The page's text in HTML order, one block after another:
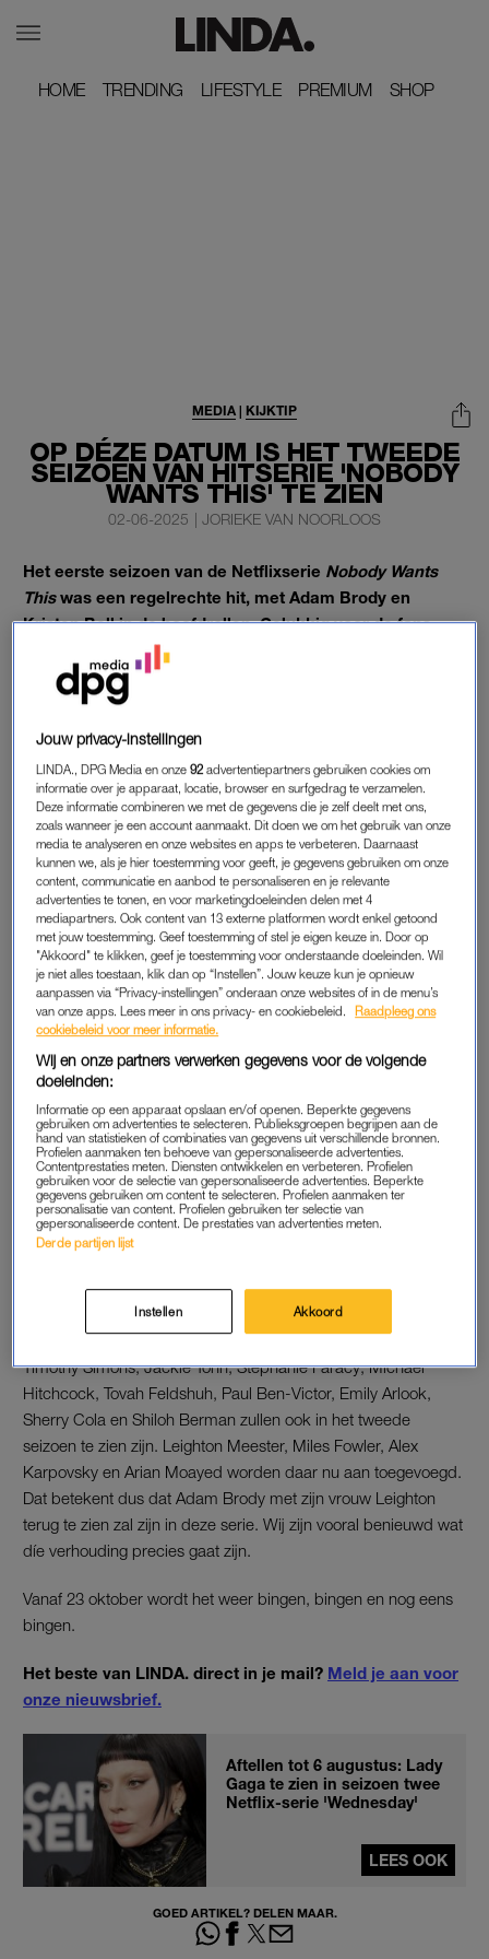
HOME
HOME TRENDING
TRENDING LIFESTYLE
LIFESTYLE PREMIUM
PREMIUM SHOP
SHOP
OP DÉZE DATUM IS HET TWEEDE
SEIZOEN VAN HITSERIE 'NOBODY
WANTS THIS' TE ZIEN
MEDIA | KIJKTIP
02-06-2025 | JORIEKE VAN NOORLOOS
Het eerste seizoen van de Netflixserie Nobody Wants
Thiswas een regelrechte hit, met Adam Brody en
Kristen Bell in de hoofdrollen. Gelukkig voor de fans
komt er ook een tweede seizoen.
En daarvan is nu de datum bekendgemaakt.
NOBODY WANTS THIS
Voor wiede serienog niet heeft gezien:Nobody Wants This
vertelt het verhaal van Joanne (Kristen Bell) en Noah (Adam
Brody), die al gauw na hun ontmoeting stapelverliefd worden.
Er zijn alleen wat obstakels op de weg: Noah is hard op weg
om opperrabbijn te worden in zijn synagoge, terwijl Joanne
vindt dat ze te veel rare trekjes heeft – die ze aanvankelijk
krampachtig voor Noah probeert te verbergen. En niet
onbelangrijk: Joanne is niet Joods, wat voor Noahs familie een
groot probleem vormt.
Juist dat maaktNobody Wants Thiszo verfrissend, fijn en
herkenbaar: die zogenaamde ‘gekke’ trekjes van Joanne zijn
helemaal niet zo vreemd. Veel kijkers zullen zich herkennen in
haar gedachtegang, die – anders dan in veel series en films –
nergens overdreven wordt neergezet. Joanne en Noah blijven
geloofwaardige, sympathieke personages. Geen karikaturen,
maar echte mensen, bij wie je vanaf het begin hoopt dat ze
samen eindigen.
LEIGHTON MEESTER EN ADAM BRODY
Oud-castleden Kristen Bell, Adam Brody, Justine Lupe,
Timothy Simons, Jackie Tohn, Stephanie Faracy, Michael
Hitchcock, Tovah Feldshuh, Paul Ben-Victor, Emily Arlook,
Sherry Cola en Shiloh Berman zullen ook in het tweede
seizoen te zien zijn. Leighton Meester, Miles Fowler, Alex
Karpovsky en Arian Moayed worden daar nu aan toegevoegd.
Dat betekent dus dat Adam Brody met zijn vrouw Leighton
terug te zien zal zijn in deze serie. Wij zijn vooral benieuwd wat
díe verhouding precies gaat zijn.
Vanaf 23 oktober wordt het weer bingen, bingen en nog eens
bingen.
Het beste van LINDA. direct in je mail? Meld je aan voor
onze nieuwsbrief.
Aftellen tot 6 augustus: Lady
Gaga te zien in seizoen twee
Netflix-serie 'Wednesday'
LEES OOK
GOED ARTIKEL? DELEN MAAR.
Jouw privacy-instellingen
LINDA., DPG Media en onze92 advertentiepartners gebruiken cookies om
informatie over je apparaat, locatie, browser en surfgedrag te verzamelen.
Deze informatie combineren we met de gegevens die je zelf deelt met ons,
zoals wanneer je een account aanmaakt. Dit doen we om het gebruik van onze
media te analyseren en onze websites en apps te verbeteren. Daarnaast
kunnen we, als je hier toestemming voor geeft, je gegevens gebruiken om onze
content, communicatie en aanbod te personaliseren en je relevante
advertenties te tonen, en voor marketingdoeleinden delen met 4
mediapartners. Ook content van 13 externe platformen wordt enkel getoond
met jouw toestemming. Geef toestemming of stel je eigen keuze in. Door op
"Akkoord" te klikken, geef je toestemming voor onderstaande doeleinden. Wil
je niet alles toestaan, klik dan op “Instellen”. Jouw keuze kun je opnieuw
aanpassen via “Privacy-instellingen” onderaan onze websites of in de menu’s
van onze apps. Lees meer in ons privacy- en cookiebeleid.
Raadpleeg ons
cookiebeleid voor meer informatie.
Wij en onze partners verwerken gegevens voor de volgende
doeleinden:
Informatie op een apparaat opslaan en/of openen. Beperkte gegevens
gebruiken om advertenties te selecteren. Publieksgroepen begrijpen aan de
hand van statistieken of combinaties van gegevens uit verschillende bronnen.
Profielen aanmaken ten behoeve van gepersonaliseerde advertenties.
Contentprestaties meten. Diensten ontwikkelen en verbeteren. Profielen
gebruiken voor de selectie van gepersonaliseerde advertenties. Beperkte
gegevens gebruiken om content te selecteren. Profielen aanmaken ter
personalisatie van content. Profielen gebruiken ter selectie van
gepersonaliseerde content. De prestaties van advertenties meten.
Derde partijen lijst
Instellen Akkoord